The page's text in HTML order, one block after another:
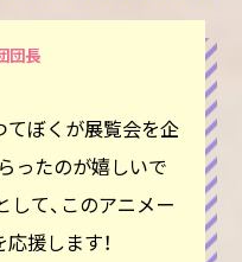
団長
てぼくが展覧会を企
ったのが嬉しいで
して、このアニメー
援します！